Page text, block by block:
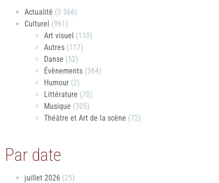
Actualité (3 566)
Culturel (961)
Art visuel (110)
Autres (117)
Danse (52)
Évènements (384)
Humour (2)
Littérature (70)
Musique (305)
Théâtre et Art de la scène (72)
Par date
juillet 2026 (25)